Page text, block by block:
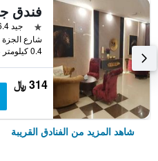
فندق
نجمةجيد 6.4
0.4 كيلومتر عن وسط المدينة
314 ﷼
شاهد المزيد من الفنادق القريبة